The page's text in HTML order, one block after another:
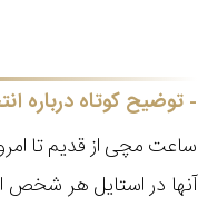
توضیح کوتاه درباره
ساعت مچی از قدیم تا
آنها در استایل هر